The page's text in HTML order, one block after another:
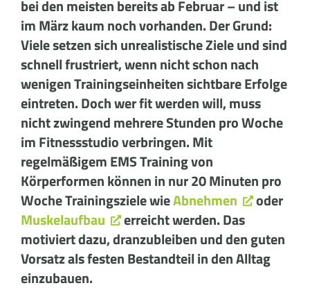
bei den meisten bereits ab Februar – und ist
im März kaum noch vorhanden. Der Grund:
Viele setzen sich unrealistische Ziele und sind
schnell frustriert, wenn nicht schon nach
wenigen Trainingseinheiten sichtbare Erfolge
eintreten. Doch wer fit werden will, muss
nicht zwingend mehrere Stunden pro Woche
im Fitnessstudio verbringen. Mit
regelmäßigem EMS Training von
Körperformen können in nur 20 Minuten pro
Woche Trainingsziele wieAbnehmen
oder
Muskelaufbau
erreicht werden. Das
motiviert dazu, dranzubleiben und den guten
Vorsatz als festen Bestandteil in den Alltag
einzubauen.